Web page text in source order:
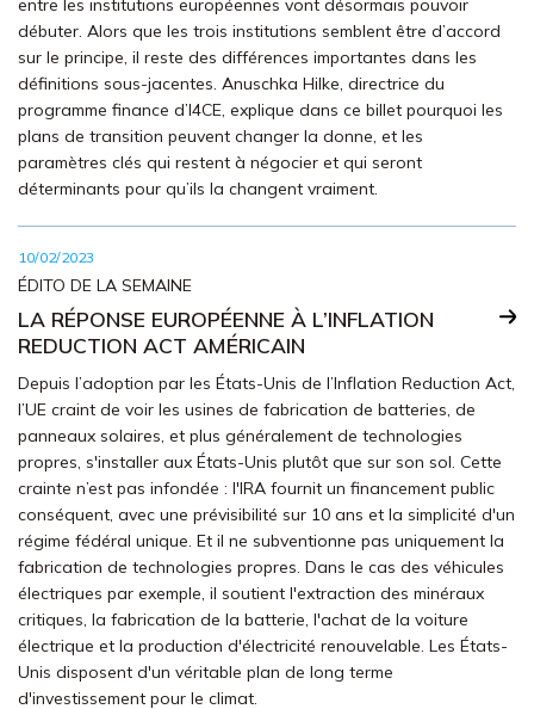
entre les institutions européennes vont désormais pouvoir
débuter. Alors que les trois institutions semblent être d’accord
sur le principe, il reste des différences importantes dans les
définitions sous-jacentes. Anuschka Hilke, directrice du
programme finance d’I4CE, explique dans ce billet pourquoi les
plans de transition peuvent changer la donne, et les
paramètres clés qui restent à négocier et qui seront
déterminants pour qu’ils la changent vraiment.
10/02/2023
ÉDITO DE LA SEMAINE
LA RÉPONSE EUROPÉENNE À L’INFLATION
REDUCTION ACT AMÉRICAIN
Depuis l’adoption par les États-Unis de l’Inflation Reduction Act,
l’UE craint de voir les usines de fabrication de batteries, de
panneaux solaires, et plus généralement de technologies
propres, s'installer aux États-Unis plutôt que sur son sol. Cette
crainte n’est pas infondée : l'IRA fournit un financement public
conséquent, avec une prévisibilité sur 10 ans et la simplicité d'un
régime fédéral unique. Et il ne subventionne pas uniquement la
fabrication de technologies propres. Dans le cas des véhicules
électriques par exemple, il soutient l'extraction des minéraux
critiques, la fabrication de la batterie, l'achat de la voiture
électrique et la production d'électricité renouvelable. Les États-
Unis disposent d'un véritable plan de long terme
d'investissement pour le climat.